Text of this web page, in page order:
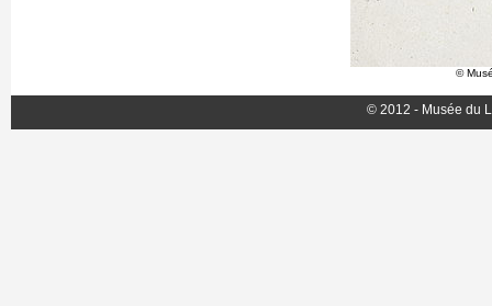
©
© 2012 - Musée du